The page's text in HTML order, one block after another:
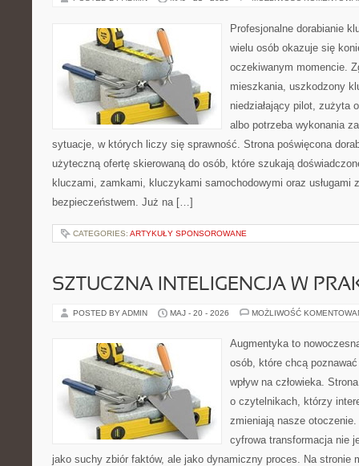
Profesjonalne dorabianie
wielu osób okazuje się
oczekiwanym momencie.
mieszkania, uszkodzony
niedziałający pilot, zużyta
albo potrzeba wykonania
sytuacje, w których liczy się sprawność. Strona poświęcona
użyteczną ofertę skierowaną do osób, które szukają
kluczami, zamkami, kluczykami samochodowymi oraz usługami
bezpieczeństwem. Już na […]
CATEGORIES: ARTYKUŁY SPONSOROWANE
SZTUCZNA INTELIGENCJA W
POSTED BY ADMIN MAJ - 20 - 2026 MOŻLIWOŚĆ
Augmentyka to
osób, które chcą
wpływ na człowieka.
o czytelnikach, którzy
zmieniają nasze
cyfrowa transformacja nie
jako suchy zbiór faktów, ale jako dynamiczny proces. Na stronie